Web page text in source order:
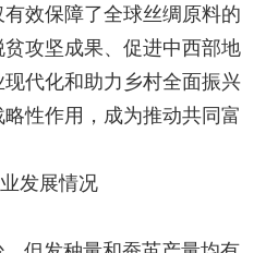
效保障了全球丝绸原料的
攻坚成果、促进中西部地
代化和助力乡村全面振兴
性作用，成为推动共同富
发展情况